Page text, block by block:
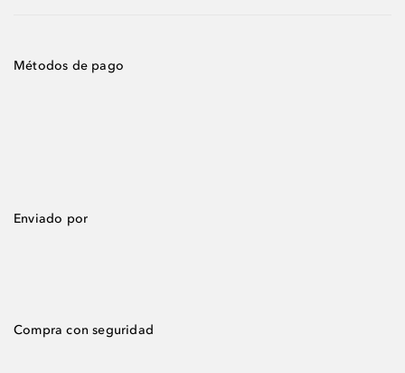
Métodos de pago
Enviado por
Compra con seguridad